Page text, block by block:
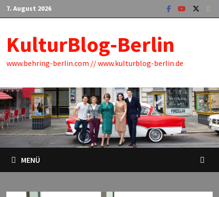
Zum
Inhalt
7. August 2026
KulturBlog-Berlin
www.behring-berlin.com // www.kulturblog-berlin.de
MENÜ